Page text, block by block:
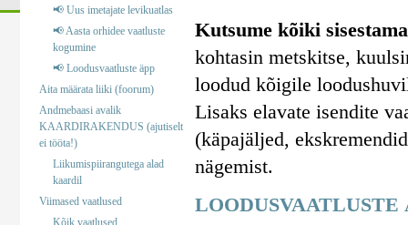
📢 Uus imetajate levikuatlas
📢 Aasta orhidee vaatluste
kogumine
📢 Loodusvaatluste äpp
Aita määrata liiki (foorum)
Andmebaasi avalik
KAARDIRAKENDUS (ajutiselt
ei tööta!)
Liikumispiirangutega alad
kaardil
Viimased vaatlused
Kõik vaatlused
Kutsume kõiki
kohtasin metskitse,
loodud kõigile
Lisaks elavate isendite
(käpajäljed,
nägemist.